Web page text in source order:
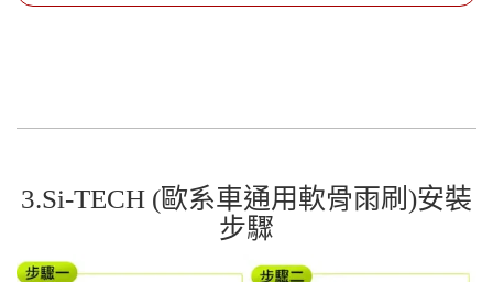
3.Si-TECH (歐系車通用軟骨雨刷)安裝
步驟